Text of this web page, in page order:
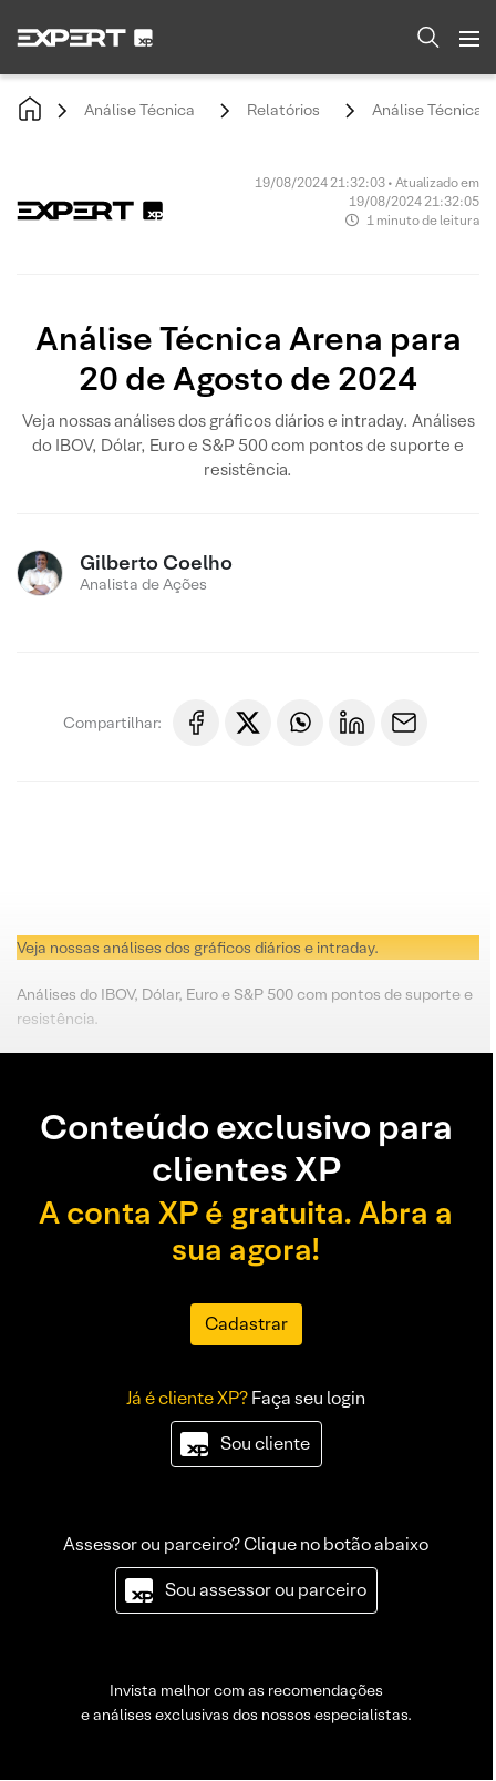
Análise Técnica Relatórios Análise Técnica
19/08/2024 21:32:03 • Atualizado em
19/08/2024 21:32:05
1 minuto de leitura
Análise Técnica Arena para
20 de Agosto de 2024
Veja nossas análises dos gráficos diários e intraday. Análises
do IBOV, Dólar, Euro e S&P 500 com pontos de suporte e
resistência.
Gilberto Coelho
Analista de Ações
Compartilhar:
Veja nossas análises dos gráficos diários e intraday.
Análises do IBOV, Dólar, Euro e S&P 500 com pontos de suporte e
resistência.
Conteúdo exclusivo para
clientes XP
A conta XP é gratuita. Abra a
sua agora!
Cadastrar
Já é cliente XP?Faça seu login
Sou cliente
Assessor ou parceiro? Clique no botão abaixo
Sou assessor ou parceiro
Invista melhor com as recomendações
e análises exclusivas dos nossos especialistas.